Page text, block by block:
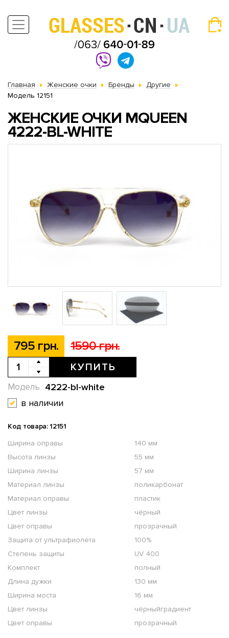
Главная Женские очки Бренды
Другие
Модель 12151
ЖЕНСКИЕ ОЧКИ MQUEEN
4222-BL-WHITE
795 грн. 1590 грн.
КУПИТЬ
4222-bl-white
Модель
в наличии
Код товара: 12151
Ширина оправы
140 мм
Высота линзы
55 мм
Ширина линзы
57 мм
Материал линзы
поликарбонат
Материал оправы
пластик
Цвет линзы
чёрный
Цвет оправы
прозрачный
Защита от ультрафиолета
100%
Степень защиты
UV 400
Комплект
полный
Длина дужки
130 мм
Ширина моста
16 мм
Цвет линзы
чёрныйградиент
Цвет оправы
прозрачный